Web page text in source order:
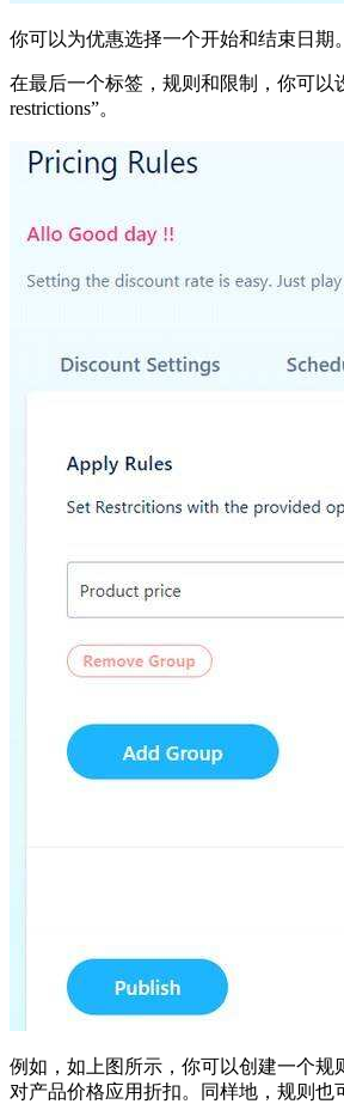
你可以为优惠选择一个开始和结束日期。
在最后一个标签，规则和限制，你可以
restrictions”。
例如，如上图所示，你可以创建一个规
对产品价格应用折扣。同样地，规则也